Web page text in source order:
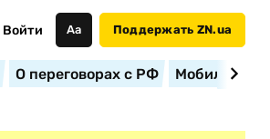
Войти Аа Поддержать ZN.ua
О переговорах с РФ